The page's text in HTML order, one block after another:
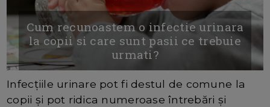
Cum recunoastem o infectie urinara
la copii si care sunt pasii ce trebuie
urmati?
Infecțiile urinare pot fi destul de comune la
copii și pot ridica numeroase întrebări și